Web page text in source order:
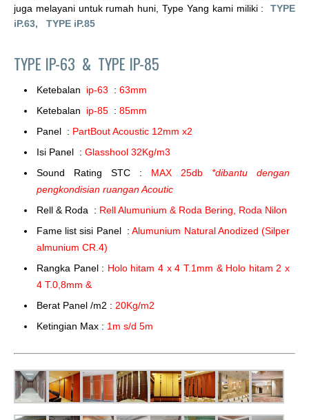
juga melayani untuk rumah huni, Type Yang kami miliki : TYPE
iP.63, TYPE iP.85
TYPE IP-63 & TYPE IP-85
Ketebalan ip-63 : 63mm
Ketebalan ip-85 : 85mm
Panel : PartBout Acoustic 12mm x2
Isi Panel : Glasshool 32Kg/m3
Sound Rating STC : MAX 25db *dibantu dengan
pengkondisian ruangan Acoutic
Rell & Roda : Rell Alumunium & Roda Bering, Roda Nilon
Fame list sisi Panel :Alumunium Natural Anodized (Silper
almunium CR.4)
Rangka Panel : Holo hitam 4 x 4 T.1mm & Holo hitam 2 x
4 T.0,8mm &
Berat Panel /m2 : 20Kg/m2
Ketingian Max : 1m s/d 5m